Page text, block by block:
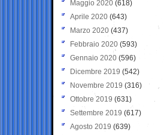
Maggio 2020 (618)
Aprile 2020 (643)
Marzo 2020 (437)
Febbraio 2020 (593)
Gennaio 2020 (596)
Dicembre 2019 (542)
Novembre 2019 (316)
Ottobre 2019 (631)
Settembre 2019 (617)
Agosto 2019 (639)